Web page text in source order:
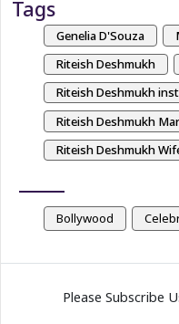
Tags
Genelia D'Souza
Riteish Deshmukh
Riteish Deshmukh
Riteish Deshmukh
Riteish Deshmukh
Bollywood
Please Subscribe